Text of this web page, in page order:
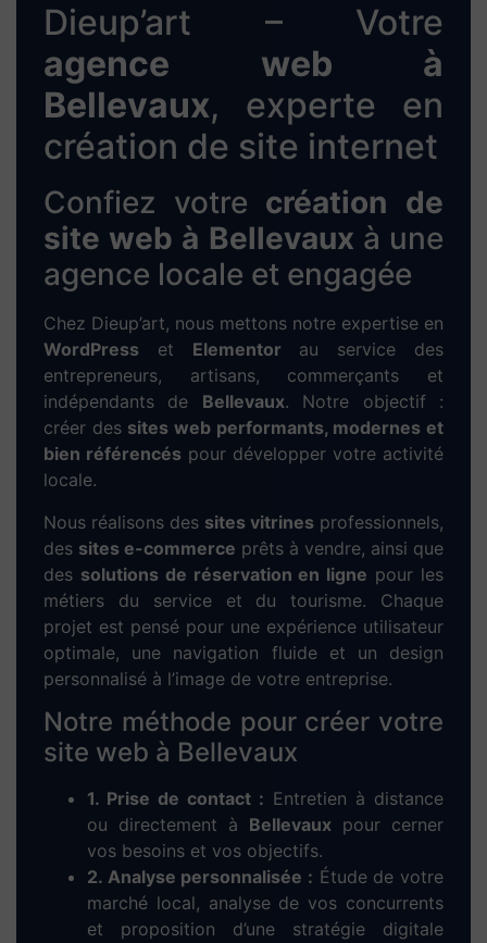
Dieup’art – Votre
agence web à
Bellevaux, experte en
création de site internet
Confiez votre création de
site web à Bellevaux à une
agence locale et engagée
Chez Dieup’art, nous mettons notre expertise en
WordPress et Elementor au service des
entrepreneurs, artisans, commerçants et
indépendants de Bellevaux. Notre objectif :
créer des sites web performants, modernes et
bien référencés pour développer votre activité
locale.
Nous réalisons des sites vitrines professionnels,
des sites e-commerce prêts à vendre, ainsi que
des solutions de réservation en ligne pour les
métiers du service et du tourisme. Chaque
projet est pensé pour une expérience utilisateur
optimale, une navigation fluide et un design
personnalisé à l’image de votre entreprise.
Notre méthode pour créer votre
site web à Bellevaux
1. Prise de contact : Entretien à distance
ou directement à Bellevaux pour cerner
vos besoins et vos objectifs.
2. Analyse personnalisée : Étude de votre
marché local, analyse de vos concurrents
et proposition d’une stratégie digitale